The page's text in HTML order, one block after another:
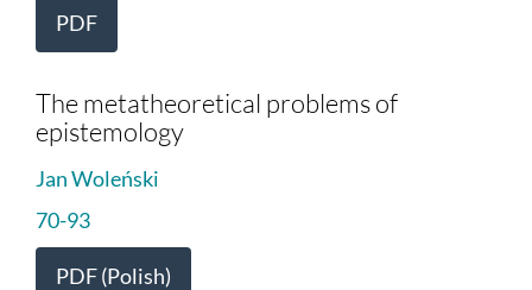
PDF
The metatheoretical problems of
epistemology
Jan Woleński
70-93
PDF (Polish)